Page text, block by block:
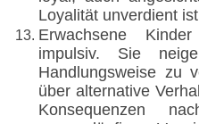
Loyalität unverdient
Erwachsene
impulsiv. Sie
Handlungsweise zu
über alternative
Konsequenzen